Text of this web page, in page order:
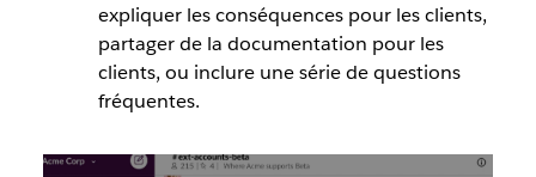
expliquer les conséquences pour les clients,
partager de la documentation pour les
clients, ou inclure une série de questions
fréquentes.